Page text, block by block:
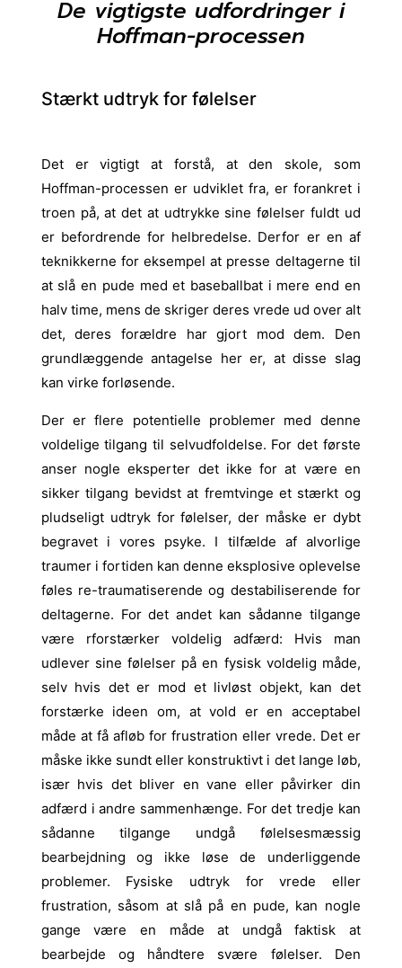
De vigtigste udfordringer i
Hoffman-processen
Stærkt udtryk for følelser
Det er vigtigt at forstå, at den skole, som
Hoffman-processen er udviklet fra, er forankret i
troen på, at det at udtrykke sine følelser fuldt ud
er befordrende for helbredelse. Derfor er en af
teknikkerne for eksempel at presse deltagerne til
at slå en pude med et baseballbat i mere end en
halv time, mens de skriger deres vrede ud over alt
det, deres forældre har gjort mod dem. Den
grundlæggende antagelse her er, at disse slag
kan virke forløsende.
Der er flere potentielle problemer med denne
voldelige tilgang til selvudfoldelse. For det første
anser nogle eksperter det ikke for at være en
sikker tilgang bevidst at fremtvinge et stærkt og
pludseligt udtryk for følelser, der måske er dybt
begravet i vores psyke. I tilfælde af alvorlige
traumer i fortiden kan denne eksplosive oplevelse
føles re-traumatiserende og destabiliserende for
deltagerne. For det andet kan sådanne tilgange
være rforstærker voldelig adfærd: Hvis man
udlever sine følelser på en fysisk voldelig måde,
selv hvis det er mod et livløst objekt, kan det
forstærke ideen om, at vold er en acceptabel
måde at få afløb for frustration eller vrede. Det er
måske ikke sundt eller konstruktivt i det lange løb,
især hvis det bliver en vane eller påvirker din
adfærd i andre sammenhænge. For det tredje kan
sådanne tilgange undgå følelsesmæssig
bearbejdning og ikke løse de underliggende
problemer. Fysiske udtryk for vrede eller
frustration, såsom at slå på en pude, kan nogle
gange være en måde at undgå faktisk at
bearbejde og håndtere svære følelser. Den